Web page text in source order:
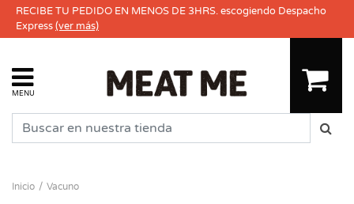
RECIBE TU PEDIDO EN MENOS DE 3HRS. escogiendo Despacho
Express(ver más)
MENU
Inicio Vacuno